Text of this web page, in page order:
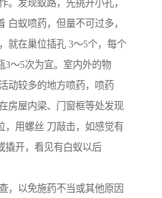
发现蚁路，先挑开小孔，
白蚁喷药，但量不可过多，
就在巢位插孔 3～5个，每个
3～5次为宜。室内外的物
动较多的地方喷药，喷药
房屋内梁、门窗框等处发现
，用螺丝 刀敲击，如感觉有
撬开，看见有白蚁以后
，以免施药不当或其他原因